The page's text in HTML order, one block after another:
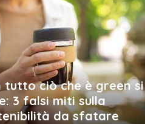
tutto ciò che è green si
3 falsi miti sulla
da sfatare